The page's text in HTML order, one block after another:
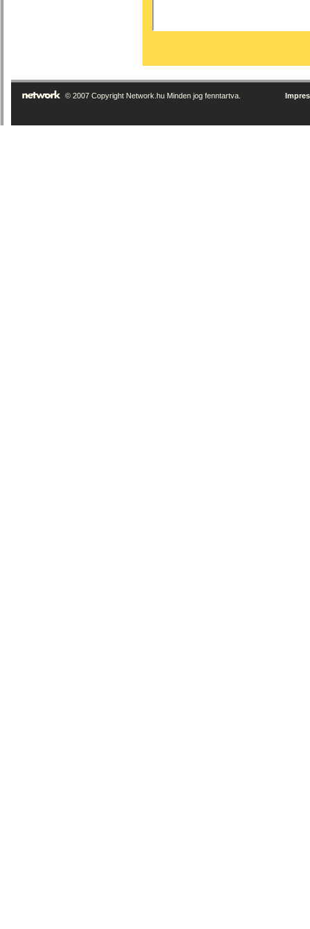
© 2007 Copyright Network.hu Minden jog fenntartva.